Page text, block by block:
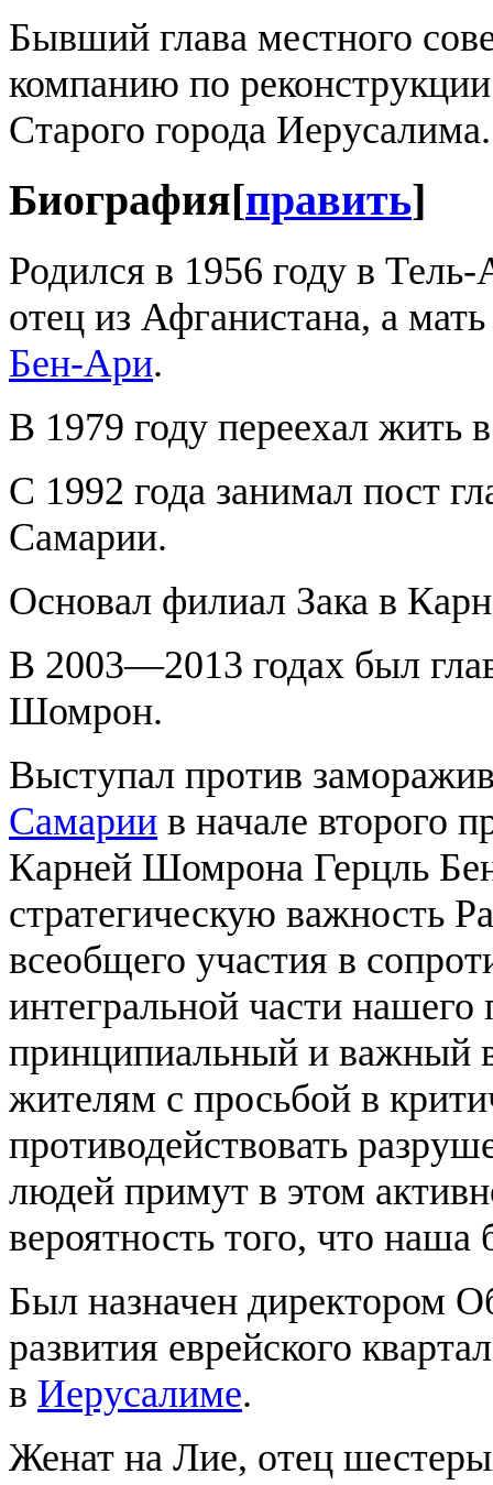
Бывший глава местного
компанию по
Старого города Иерусалима.
Биография[править]
Родился в 1956 году в
отец из Афганистана, а
Бен-Ари.
В 1979 году переехал жить
С 1992 года занимал пост
Самарии.
Основал филиал Зака ​​в
В 2003—2013 годах был
Шомрон.
Выступал против
Самарии в начале второго
Карней Шомрона Герцль
стратегическую важность
всеобщего участия в
интегральной части нашего
принципиальный и важный
жителям с просьбой в
противодействовать
людей примут в этом
вероятность того, что наша
Был назначен директором
развития еврейского
в Иерусалиме.
Женат на Лие, отец